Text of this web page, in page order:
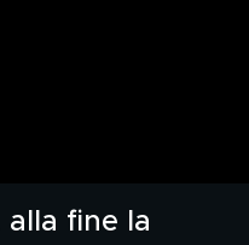
alla fine la